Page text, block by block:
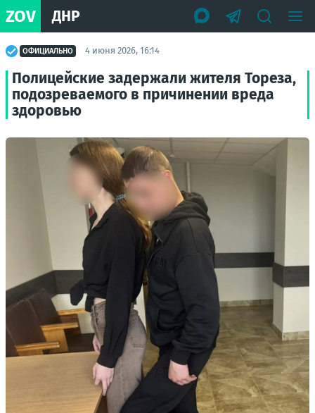
ZOV ДНР
ОФИЦИАЛЬНО 4 июня 2026, 16:14
Полицейские задержали жителя Тореза,
подозреваемого в причинении вреда
здоровью